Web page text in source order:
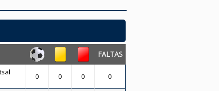
FALTAS
0 0 0 0